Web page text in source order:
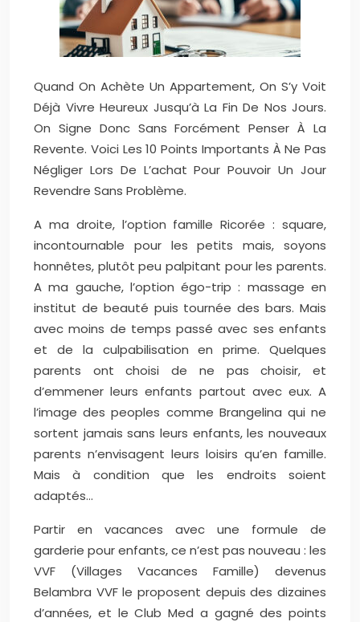
Quand On Achète Un Appartement, On S’y Voit
Déjà Vivre Heureux Jusqu’à La Fin De Nos Jours.
On Signe Donc Sans Forcément Penser À La
Revente. Voici Les 10 Points Importants À Ne Pas
Négliger Lors De L’achat Pour Pouvoir Un Jour
Revendre Sans Problème.
A ma droite, l’option famille Ricorée : square,
incontournable pour les petits mais, soyons
honnêtes, plutôt peu palpitant pour les parents.
A ma gauche, l’option égo-trip : massage en
institut de beauté puis tournée des bars. Mais
avec moins de temps passé avec ses enfants
et de la culpabilisation en prime. Quelques
parents ont choisi de ne pas choisir, et
d’emmener leurs enfants partout avec eux. A
l’image des peoples comme Brangelina qui ne
sortent jamais sans leurs enfants, les nouveaux
parents n’envisagent leurs loisirs qu’en famille.
Mais à condition que les endroits soient
adaptés…
Partir en vacances avec une formule de
garderie pour enfants, ce n’est pas nouveau : les
VVF (Villages Vacances Famille) devenus
Belambra VVF le proposent depuis des dizaines
d’années, et le Club Med a gagné des points